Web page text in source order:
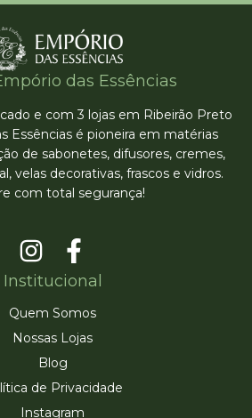
das Essências
e com 3 lojas em Ribeirão Preto
Essências é pioneira em matérias
de sabonetes, difusores, cremes,
velas decorativas, frascos e vidros.
com total segurança!
Institucional
Quem Somos
Nossas Lojas
Blog
de Privacidade
Instagram